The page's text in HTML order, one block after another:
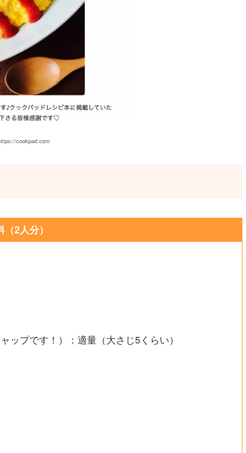
cookpad.com
（2人分）
ップです！）：適量（大さじ5くらい）